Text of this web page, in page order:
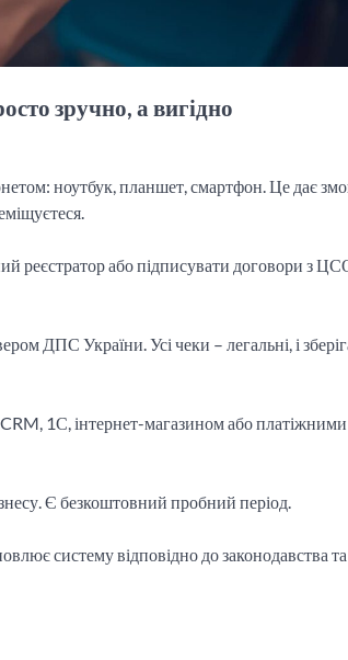
зручно, а вигідно
ноутбук, планшет, смартфон. Це дає
реєстратор або підписувати договори з
ДПС України. Усі чеки – легальні, і
1С, інтернет-магазином або
Є безкоштовний пробний період.
систему відповідно до законодавства